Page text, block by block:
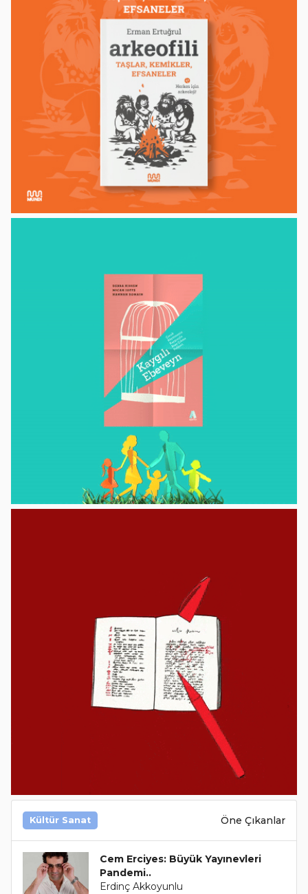
Kültür Sanat Öne Çıkanlar
Cem Erciyes: Büyük Yayınevleri
Pandemi..
Erdinç Akkoyunlu